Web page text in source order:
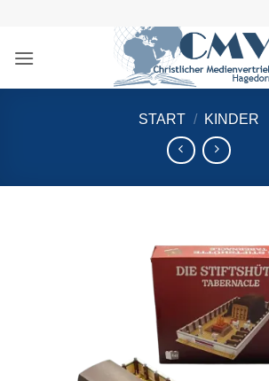
springen
START / KINDER